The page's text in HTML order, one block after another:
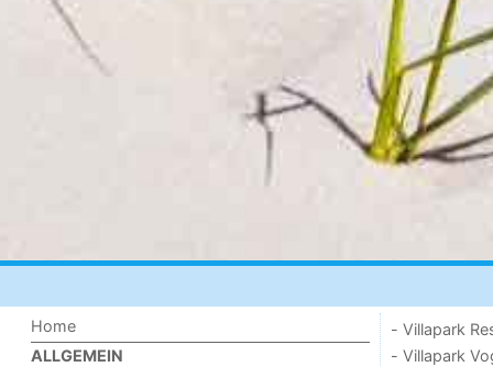
Home
ALLGEMEIN
- Villapark
- Villapark